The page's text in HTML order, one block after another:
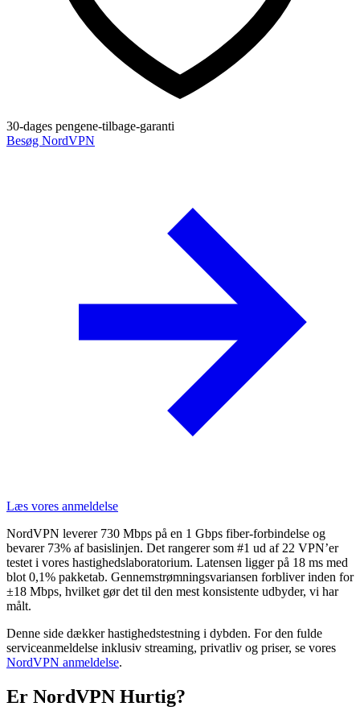
30-dages pengene-tilbage-garanti
Besøg NordVPN
Læs vores anmeldelse
NordVPN leverer 730 Mbps på en 1 Gbps fiber-forbindelse og
bevarer 73% af basislinjen. Det rangerer som #1 ud af 22 VPN’er
testet i vores hastighedslaboratorium. Latensen ligger på 18 ms med
blot 0,1% pakketab. Gennemstrømningsvariansen forbliver inden for
±18 Mbps, hvilket gør det til den mest konsistente udbyder, vi har
målt.
Denne side dækker hastighedstestning i dybden. For den fulde
serviceanmeldelse inklusiv streaming, privatliv og priser, se vores
NordVPN anmeldelse.
Er NordVPN Hurtig?